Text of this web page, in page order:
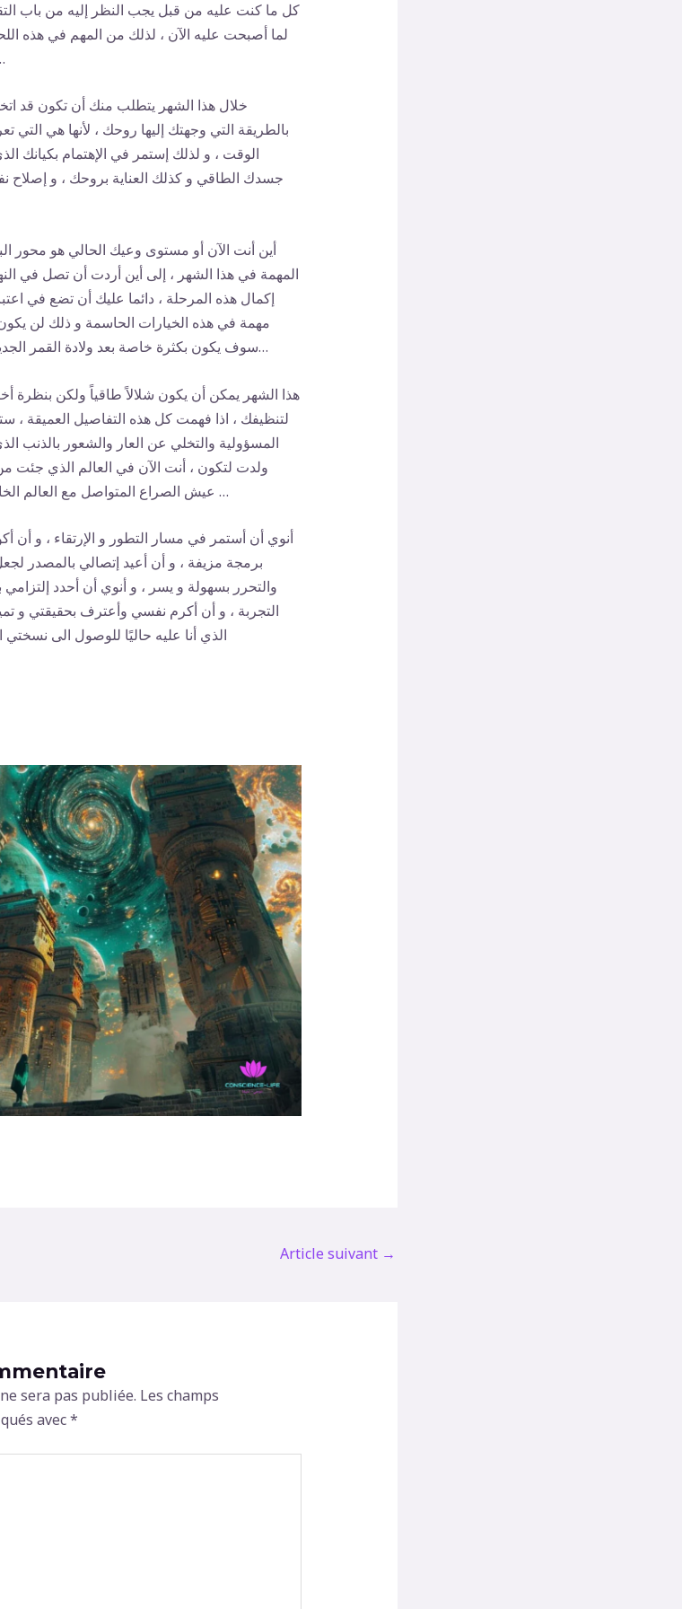
كل ما كنت عليه من قبل يجب النظر إليه من باب
لما أصبحت عليه الآن ، لذلك من المهم في هذه
عليه
خلال هذا الشهر يتطلب منك أن تكون قد
بالطريقة التي وجهتك إليها روحك ، لأنها هي
الوقت ، و لذلك إستمر في الإهتمام بكيانك
جسدك الطاقي و كذلك العناية بروحك ، و
أين أنت الآن أو مستوى وعيك الحالي هو محور
المهمة في هذا الشهر ، إلى أين أردت أن تصل في
إكمال هذه المرحلة ، دائما عليك أن تضع في
مهمة في هذه الخيارات الحاسمة و ذلك لن يكون
سوف يكون بكثرة خاصة بعد ولادة القمر الجديد في هذا الشهر المقدس…
هذا الشهر يمكن أن يكون شلالاً طاقياً ولكن
لتنظيفك ، اذا فهمت كل هذه التفاصيل العميقة ،
المسؤولية والتخلي عن العار والشعور بالذنب
ولدت لتكون ، أنت الآن في العالم الذي جئت
عيش الصراع المتواصل مع العالم الخارجي الذي يحاول تشتيتك …
أنوي أن أستمر في مسار التطور و الإرتقاء ، و أن
برمجة مزيفة ، و أن أعيد إتصالي بالمصدر
والتحرر بسهولة و يسر ، و أنوي أن أحدد
التجربة ، و أن أكرم نفسي وأعترف بحقيقتي و
الذي أنا عليه حاليًا للوصول الى نسختي
Article suivant →
sera pas publiée. Les champs
avec*